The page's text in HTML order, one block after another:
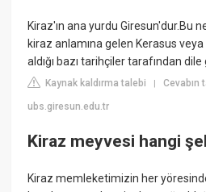
Kiraz'ın ana yurdu Giresun'dur.Bu
kiraz anlamına gelen Kerasus
aldığı bazı tarihçiler tarafından
Kaynak kaldırma talebi |Cevabın
ubs.giresun.edu.tr
Kiraz meyvesi hangi
Kiraz memleketimizin her